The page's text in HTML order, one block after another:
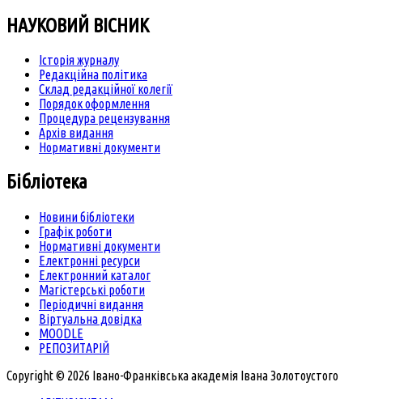
НАУКОВИЙ ВІСНИК
Історія журналу
Редакційна політика
Склад редакційної колегії
Порядок оформлення
Процедура рецензування
Архів видання
Нормативні документи
Бібліотека
Новини бібліотеки
Графік роботи
Нормативні документи
Електронні ресурси
Електронний каталог
Магістерські роботи
Періодичні видання
Віртуальна довідка
MOODLE
РЕПОЗИТАРІЙ
Copyright © 2026 Івано-Франківська академія Івана Золотоустого